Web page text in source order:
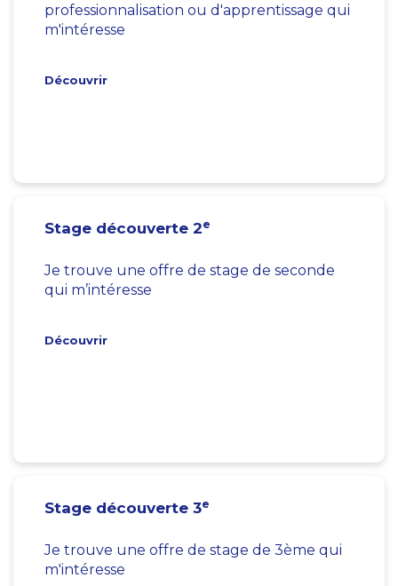
professionnalisation ou d'apprentissage qui
m'intéresse
Découvrir
Stage découverte 2e
Je trouve une offre de stage de seconde
qui m’intéresse
Découvrir
Stage découverte 3e
Je trouve une offre de stage de 3ème qui
m'intéresse